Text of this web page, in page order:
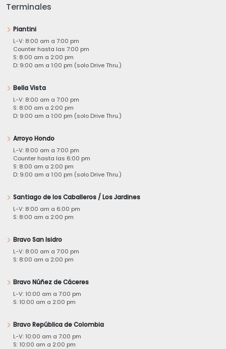
Terminales
Piantini
L-V: 8:00 am a 7:00 pm
Counter hasta las 7:00 pm
S: 8:00 am a 2:00 pm
D: 9:00 am a 1:00 pm (solo Drive Thru.)
Bella Vista
L-V: 8:00 am a 7:00 pm
S: 8:00 am a 2:00 pm
D: 9:00 am a 1:00 pm (solo Drive Thru.)
Arroyo Hondo
L-V: 8:00 am a 7:00 pm
Counter hasta las 6:00 pm
S: 8:00 am a 2:00 pm
D: 9:00 am a 1:00 pm (solo Drive Thru.)
Santiago de los Caballeros / Los Jardines
L-V: 8:00 am a 6:00 pm
S: 8:00 am a 2:00 pm
Bravo San Isidro
L-V: 8:00 am a 7:00 pm
S: 8:00 am a 2:00 pm
Bravo Núñez de Cáceres
L-V: 10:00 am a 7:00 pm
S: 10:00 am a 2:00 pm
Bravo República de Colombia
L-V: 10:00 am a 7:00 pm
S: 10:00 am a 2:00 pm